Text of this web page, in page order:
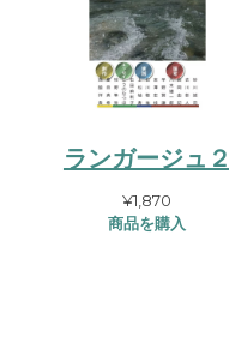
ランガージュ２
¥1,870
商品を購入